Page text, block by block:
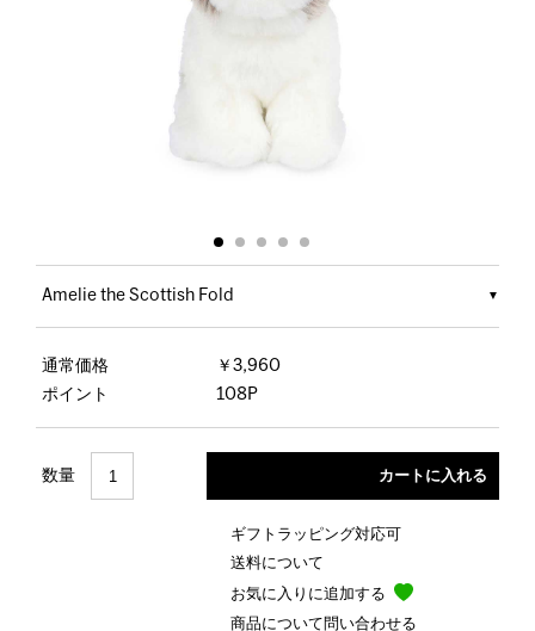
Amelie the Scottish Fold
通常価格
￥3,960
ポイント
108P
数量
ギフトラッピング対応可
送料について
お気に入りに追加する
商品について問い合わせる